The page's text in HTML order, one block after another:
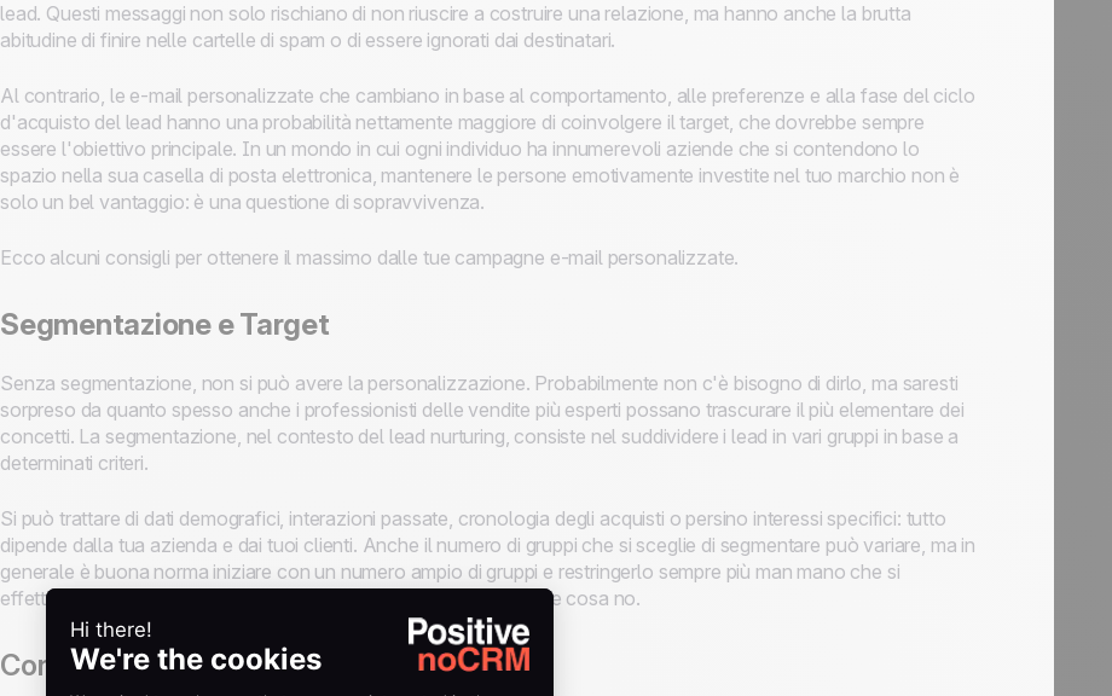
lead. Questi messaggi non solo rischiano di non riuscire a costruire una relazione, ma hanno anche la brutta
abitudine di finire nelle cartelle di spam o di essere ignorati dai destinatari.
Al contrario, le e-mail personalizzate che cambiano in base al comportamento, alle preferenze e alla fase del ciclo
d'acquisto del lead hanno una probabilità nettamente maggiore di coinvolgere il target, che dovrebbe sempre
essere l'obiettivo principale. In un mondo in cui ogni individuo ha innumerevoli aziende che si contendono lo
spazio nella sua casella di posta elettronica, mantenere le persone emotivamente investite nel tuo marchio non è
solo un bel vantaggio: è una questione di sopravvivenza.
Ecco alcuni consigli per ottenere il massimo dalle tue campagne e-mail personalizzate.
Segmentazione e Target
Senza segmentazione, non si può avere la personalizzazione. Probabilmente non c'è bisogno di dirlo, ma saresti
sorpreso da quanto spesso anche i professionisti delle vendite più esperti possano trascurare il più elementare dei
concetti. La segmentazione, nel contesto del lead nurturing, consiste nel suddividere i lead in vari gruppi in base a
determinati criteri.
Si può trattare di dati demografici, interazioni passate, cronologia degli acquisti o persino interessi specifici: tutto
dipende dalla tua azienda e dai tuoi clienti. Anche il numero di gruppi che si sceglie di segmentare può variare, ma in
generale è buona norma iniziare con un numero ampio di gruppi e restringerlo sempre più man mano che si
effettuano i test A/B delle campagne e si capisce cosa funziona e cosa no.
Contenuti Dinamici